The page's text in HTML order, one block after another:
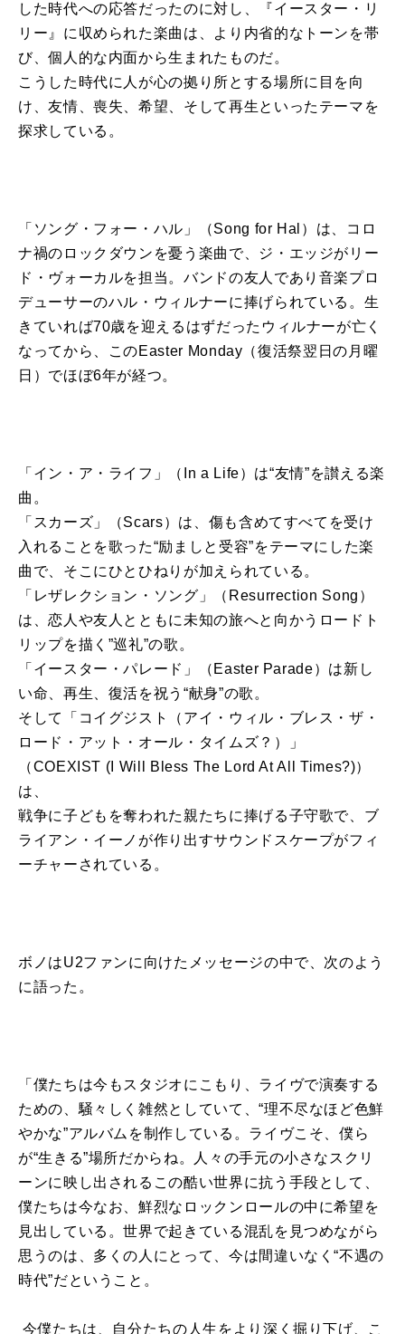
した時代への応答だったのに対し、『イースター・リ
リー』に収められた楽曲は、より内省的なトーンを帯
び、個人的な内面から生まれたものだ。
こうした時代に人が心の拠り所とする場所に目を向
け、友情、喪失、希望、そして再生といったテーマを
探求している。
「ソング・フォー・ハル」（Song for Hal）は、コロ
ナ禍のロックダウンを憂う楽曲で、ジ・エッジがリー
ド・ヴォーカルを担当。バンドの友人であり音楽プロ
デューサーのハル・ウィルナーに捧げられている。生
きていれば70歳を迎えるはずだったウィルナーが亡く
なってから、このEaster Monday（復活祭翌日の月曜
日）でほぼ6年が経つ。
「イン・ア・ライフ」（In a Life）は“友情”を讃える楽
曲。
「スカーズ」（Scars）は、傷も含めてすべてを受け
入れることを歌った“励ましと受容”をテーマにした楽
曲で、そこにひとひねりが加えられている。
「レザレクション・ソング」（Resurrection Song）
は、恋人や友人とともに未知の旅へと向かうロードト
リップを描く”巡礼”の歌。
「イースター・パレード」（Easter Parade）は新し
い命、再生、復活を祝う“献身”の歌。
そして「コイグジスト（アイ・ウィル・ブレス・ザ・
ロード・アット・オール・タイムズ？）」
（COEXIST (I Will Bless The Lord At All Times?)）
は、
戦争に子どもを奪われた親たちに捧げる子守歌で、ブ
ライアン・イーノが作り出すサウンドスケープがフィ
ーチャーされている。
ボノはU2ファンに向けたメッセージの中で、次のよう
に語った。
「僕たちは今もスタジオにこもり、ライヴで演奏する
ための、騒々しく雑然としていて、“理不尽なほど色鮮
やかな”アルバムを制作している。ライヴこそ、僕ら
が“生きる”場所だからね。人々の手元の小さなスクリ
ーンに映し出されるこの酷い世界に抗う手段として、
僕たちは今なお、鮮烈なロックンロールの中に希望を
見出している。世界で起きている混乱を見つめながら
思うのは、多くの人にとって、今は間違いなく“不遇の
時代”だということ。
今僕たちは、自分たちの人生をより深く掘り下げ、こ